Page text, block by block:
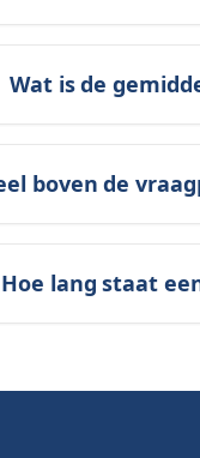
Wat is de
boven de
Hoe lang staat